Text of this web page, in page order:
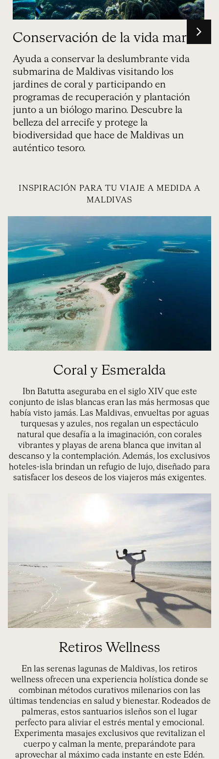
Navegación en yate privado
Explora el Océano Índico a bordo de un
lujoso yate que fusiona sofisticación,
libertad y aventura. Navega entre islas
acompañado por un chef personal, un
terapeuta de bienestar e, incluso, un
maestro de buceo, un instructor de surf y
un astrónomo. Cada travesía será
personalizada para adaptarse a tus deseos.
INSPIRACIÓN PARA TU VIAJE A MEDIDA A
MALDIVAS
Coral y Esmeralda
Ibn Batutta aseguraba en el siglo XIV que este
conjunto de islas blancas eran las más hermosas que
había visto jamás. Las Maldivas, envueltas por aguas
turquesas y azules, nos regalan un espectáculo
natural que desafía a la imaginación, con corales
vibrantes y playas de arena blanca que invitan al
descanso y la contemplación. Además, los exclusivos
hoteles-isla brindan un refugio de lujo, diseñado para
satisfacer los deseos de los viajeros más exigentes.
Retiros Wellness
En las serenas lagunas de Maldivas, los retiros
wellness ofrecen una experiencia holística donde se
combinan métodos curativos milenarios con las
últimas tendencias en salud y bienestar. Rodeados de
palmeras, estos santuarios isleños son el lugar
perfecto para aliviar el estrés mental y emocional.
Experimenta masajes exclusivos que revitalizan el
cuerpo y calman la mente, preparándote para
aprovechar al máximo cada instante en este Edén.